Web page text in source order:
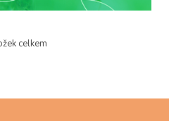
O
d
celkem